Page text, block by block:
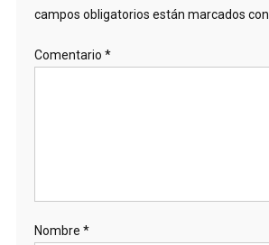
campos obligatorios están marcados con
Comentario *
Nombre *